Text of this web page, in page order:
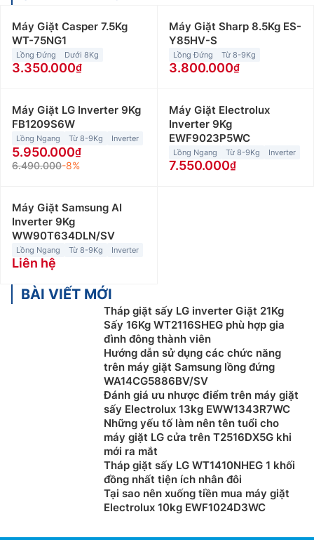
Máy Giặt Casper 7.5Kg
WT-75NG1
Lồng Đứng Dưới 8Kg
3.350.000
Máy Giặt Sharp 8.5Kg ES-
Y85HV-S
Lồng Đứng Từ 8-9Kg
3.800.000
Máy Giặt LG Inverter 9Kg
FB1209S6W
Lồng Ngang Từ 8-9Kg Inverter
5.950.000
6.490.000-8%
Máy Giặt Electrolux
Inverter 9Kg
EWF9023P5WC
Lồng Ngang Từ 8-9Kg Inverter
7.550.000
Máy Giặt Samsung AI
Inverter 9Kg
WW90T634DLN/SV
Lồng Ngang Từ 8-9Kg Inverter
Liên hệ
BÀI VIẾT MỚI
Tháp giặt sấy LG inverter Giặt 21Kg
Sấy 16Kg WT2116SHEG phù hợp gia
đình đông thành viên
Hướng dẫn sử dụng các chức năng
trên máy giặt Samsung lồng đứng
WA14CG5886BV/SV
Đánh giá ưu nhược điểm trên máy giặt
sấy Electrolux 13kg EWW1343R7WC
Những yếu tố làm nên tên tuổi cho
máy giặt LG cửa trên T2516DX5G khi
mới ra mắt
Tháp giặt sấy LG WT1410NHEG 1 khối
đồng nhất tiện ích nhân đôi
Tại sao nên xuống tiền mua máy giặt
Electrolux 10kg EWF1024D3WC